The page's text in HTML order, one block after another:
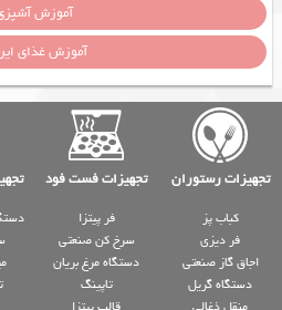
آموزش
آموزش غذای
تجهیزات رستوران تجهیزات فست فود
کباب پز
فر دیزی
اجاق گاز صنعتی
دستگاه گریل
فر پیتزا
سرخ کن صنعتی
دستگاه مرغ بریان
تاپینگ